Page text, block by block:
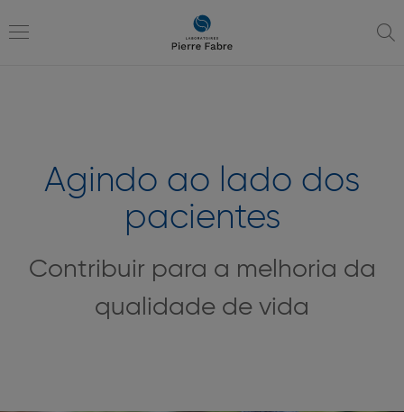
para
para
Agindo ao lado dos
pacientes
Contribuir para a melhoria da
qualidade de vida